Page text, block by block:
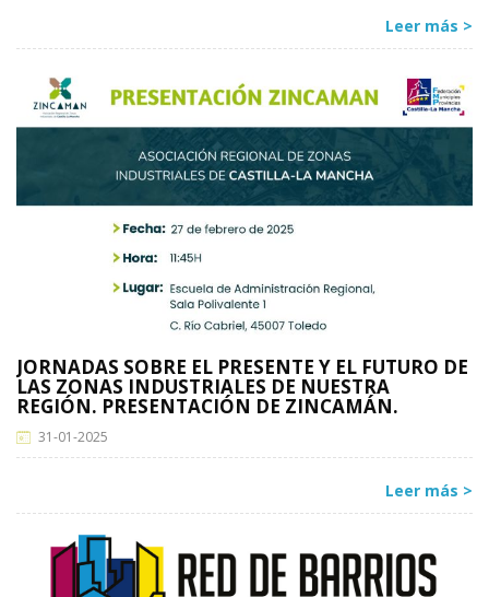
Leer más >
JORNADAS SOBRE EL PRESENTE Y EL FUTURO DE
LAS ZONAS INDUSTRIALES DE NUESTRA
REGIÓN. PRESENTACIÓN DE ZINCAMÁN.
31-01-2025
Leer más >